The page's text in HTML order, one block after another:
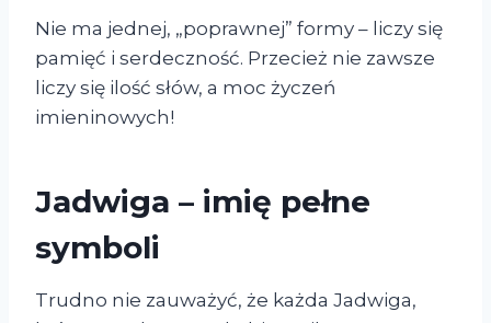
Nie ma jednej, „poprawnej” formy – liczy się
pamięć i serdeczność. Przecież nie zawsze
liczy się ilość słów, a moc życzeń
imieninowych!
Jadwiga – imię pełne
symboli
Trudno nie zauważyć, że każda Jadwiga,